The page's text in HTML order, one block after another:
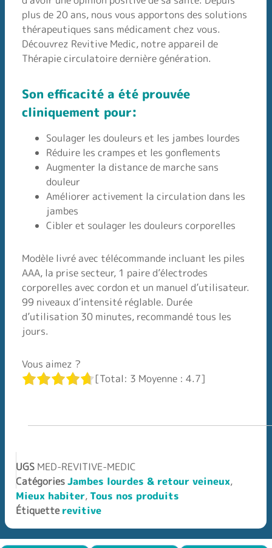
plus de 20 ans, nous vous apportons des solutions
thérapeutiques sans médicament chez vous.
Découvrez Revitive Medic, notre appareil de
Thérapie circulatoire dernière génération.
Son efficacité a été prouvée
cliniquement pour:
Soulager les douleurs et les jambes lourdes
Réduire les crampes et les gonflements
Augmenter la distance de marche sans
douleur
Améliorer activement la circulation dans les
jambes
Cibler et soulager les douleurs corporelles
Modèle livré avec télécommande incluant les piles
AAA, la prise secteur, 1 paire d’électrodes
corporelles avec cordon et un manuel d’utilisateur.
99 niveaux d’intensité réglable. Durée
d’utilisation 30 minutes, recommandé tous les
jours.
Vous aimez ?
[Total: 3 Moyenne : 4.7]
UGS MED-REVITIVE-MEDIC
CatégoriesJambes lourdes & retour veineux,
Mieux habiter,Tous nos produits
Étiquette revitive